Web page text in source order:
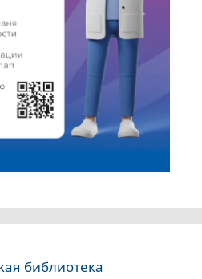
библиотека